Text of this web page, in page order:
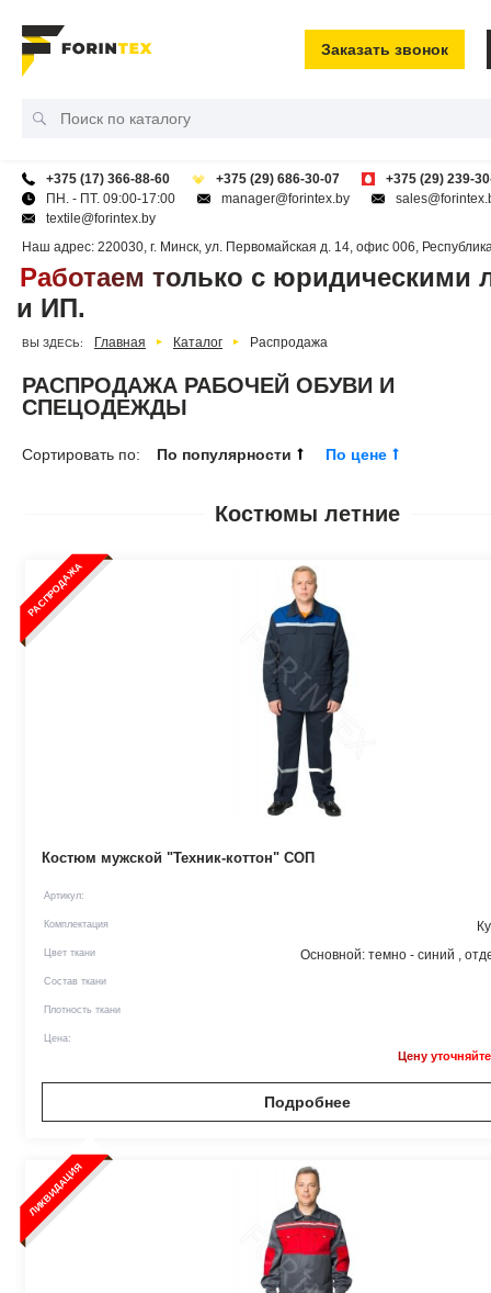
Заказать звонок
+375 (17) 366-88-60 +375 (29) 686-30-07
+375 (29) 239-
ПН. - ПТ. 09:00-17:00
manager@forintex.by
textile@forintex.by
Наш адрес: 220030, г. Минск, ул. Первомайская д. 14, офис 006,
Работаем только с юридическими
и ИП.
ВЫ ЗДЕСЬ: Главная Каталог Распродажа
РАСПРОДАЖА РАБОЧЕЙ ОБУВИ И
СПЕЦОДЕЖДЫ
Сортировать по: По популярности По цене
Костюмы летние
РАСПРОДАЖА
Костюм мужской "Техник-коттон" СОП
Артикул:
Комплектация
Цвет ткани Основной: темно - синий ,
Состав ткани
Плотность ткани
Цена:
Цену
Подробнее
ЛИКВИДАЦИЯ